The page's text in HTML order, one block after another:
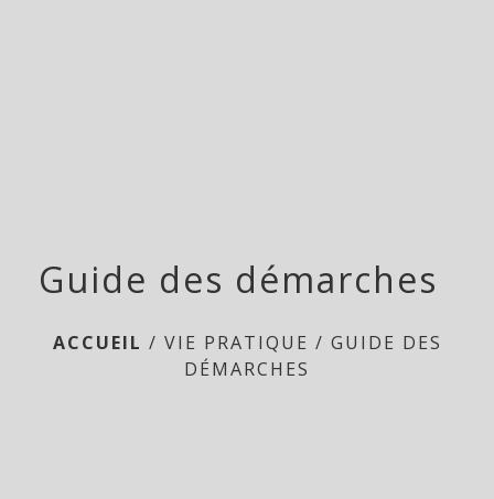
Guide des démarches
ACCUEIL / VIE PRATIQUE / GUIDE DES
DÉMARCHES